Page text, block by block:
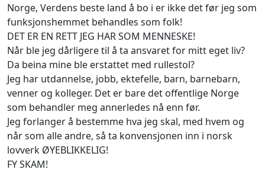
Norge, Verdens beste land å bo i er ikke det før jeg som
funksjonshemmet behandles som folk!
DET ER EN RETT JEG HAR SOM MENNESKE!
Når ble jeg dårligere til å ta ansvaret for mitt eget liv?
Da beina mine ble erstattet med rullestol?
Jeg har utdannelse, jobb, ektefelle, barn, barnebarn,
venner og kolleger. Det er bare det offentlige Norge
som behandler meg annerledes nå enn før.
Jeg forlanger å bestemme hva jeg skal, med hvem og
når som alle andre, så ta konvensjonen inn i norsk
lovverk ØYEBLIKKELIG!
FY SKAM!